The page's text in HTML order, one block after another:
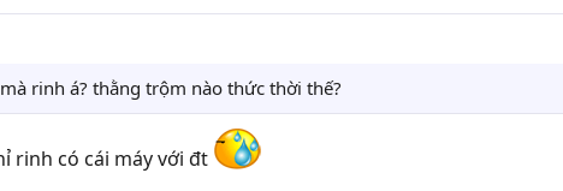
rinh á? thằng trộm nào thức thời thế?
rinh có cái máy với đt